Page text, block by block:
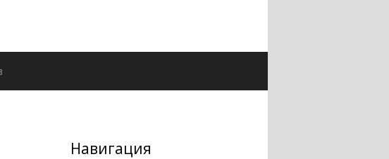
Навигация